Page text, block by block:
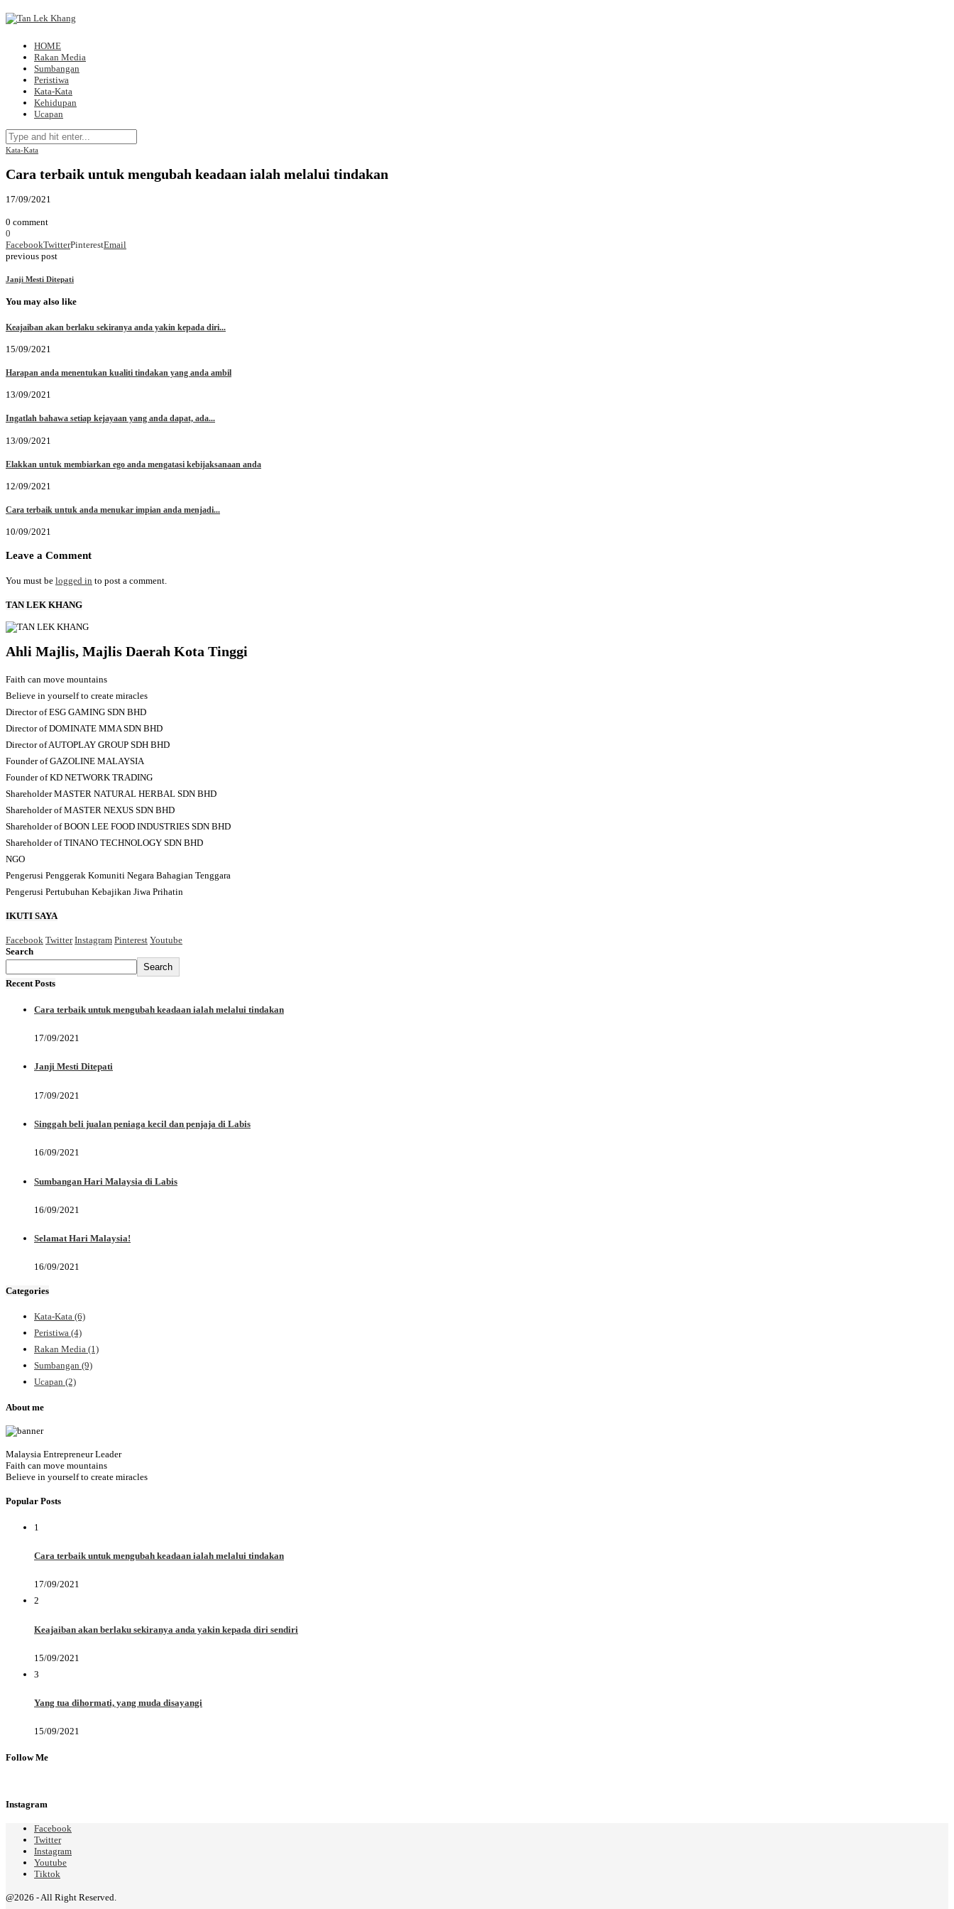
HOME
Rakan Media
Sumbangan
Peristiwa
Kata-Kata
Kehidupan
Ucapan
Kata-Kata
Cara terbaik untuk mengubah keadaan ialah melalui tindakan
17/09/2021
0 comment
0
FacebookTwitterPinterestEmail
previous post
Janji Mesti Ditepati
You may also like
Keajaiban akan berlaku sekiranya anda yakin kepada diri...
15/09/2021
Harapan anda menentukan kualiti tindakan yang anda ambil
13/09/2021
Ingatlah bahawa setiap kejayaan yang anda dapat, ada...
13/09/2021
Elakkan untuk membiarkan ego anda mengatasi kebijaksanaan anda
12/09/2021
Cara terbaik untuk anda menukar impian anda menjadi...
10/09/2021
Leave a Comment
You must be logged in to post a comment.
TAN LEK KHANG
Ahli Majlis, Majlis Daerah Kota Tinggi
Faith can move mountains
Believe in yourself to create miracles
Director of ESG GAMING SDN BHD
Director of DOMINATE MMA SDN BHD
Director of AUTOPLAY GROUP SDH BHD
Founder of GAZOLINE MALAYSIA
Founder of KD NETWORK TRADING
Shareholder MASTER NATURAL HERBAL SDN BHD
Shareholder of MASTER NEXUS SDN BHD
Shareholder of BOON LEE FOOD INDUSTRIES SDN BHD
Shareholder of TINANO TECHNOLOGY SDN BHD
NGO
Pengerusi Penggerak Komuniti Negara Bahagian Tenggara
Pengerusi Pertubuhan Kebajikan Jiwa Prihatin
IKUTI SAYA
Facebook Twitter Instagram Pinterest Youtube
Search
Search
Recent Posts
Cara terbaik untuk mengubah keadaan ialah melalui tindakan
17/09/2021
Janji Mesti Ditepati
17/09/2021
Singgah beli jualan peniaga kecil dan penjaja di Labis
16/09/2021
Sumbangan Hari Malaysia di Labis
16/09/2021
Selamat Hari Malaysia!
16/09/2021
Categories
Kata-Kata (6)
Peristiwa (4)
Rakan Media (1)
Sumbangan (9)
Ucapan (2)
About me
Malaysia Entrepreneur Leader
Faith can move mountains
Believe in yourself to create miracles
Popular Posts
1
Cara terbaik untuk mengubah keadaan ialah melalui tindakan
17/09/2021
2
Keajaiban akan berlaku sekiranya anda yakin kepada diri sendiri
15/09/2021
3
Yang tua dihormati, yang muda disayangi
15/09/2021
Follow Me
Instagram
Facebook
Twitter
Instagram
Youtube
Tiktok
@2026 - All Right Reserved.